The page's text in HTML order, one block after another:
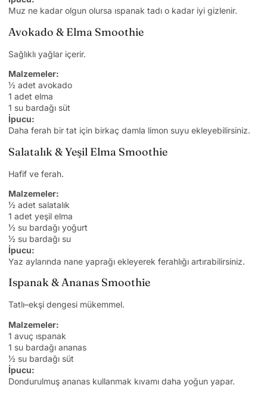
Muz ne kadar olgun olursa ıspanak tadı o kadar iyi gizlenir.
Avokado & Elma Smoothie
Sağlıklı yağlar içerir.
Malzemeler:
½ adet avokado
1 adet elma
1 su bardağı süt
İpucu:
Daha ferah bir tat için birkaç damla limon suyu ekleyebilirsiniz.
Salatalık & Yeşil Elma Smoothie
Hafif ve ferah.
Malzemeler:
½ adet salatalık
1 adet yeşil elma
½ su bardağı yoğurt
½ su bardağı su
İpucu:
Yaz aylarında nane yaprağı ekleyerek ferahlığı artırabilirsiniz.
Ispanak & Ananas Smoothie
Tatlı–ekşi dengesi mükemmel.
Malzemeler:
1 avuç ıspanak
1 su bardağı ananas
½ su bardağı süt
İpucu:
Dondurulmuş ananas kullanmak kıvamı daha yoğun yapar.